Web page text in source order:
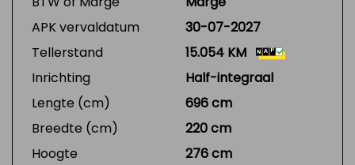
APK vervaldatum
30-07-2027
Tellerstand
15.054 KM
Inrichting
Half-integraal
Lengte (cm)
696 cm
Breedte (cm)
220 cm
Hoogte
276 cm